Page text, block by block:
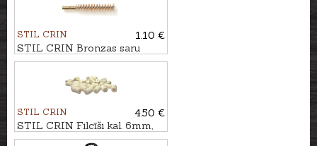
STIL CRIN
1.10 €
STIL CRIN Bronzas saru
birstīte kal. 8mm
STIL CRIN
4.50 €
STIL CRIN Filcīši kal. 6mm,
50gb.